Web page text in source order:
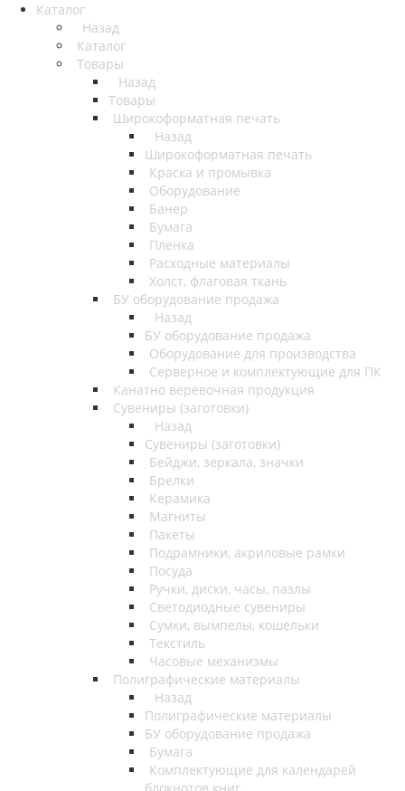
Каталог
Назад
Каталог
Товары
Назад
Товары
Широкоформатная печать
Назад
Широкоформатная печать
Краска и промывка
Оборудование
Банер
Бумага
Пленка
Расходные материалы
Холст, флаговая ткань
БУ оборудование продажа
Назад
БУ оборудование продажа
Оборудование для производства
Серверное и комплектующие для ПК
Канатно веревочная продукция
Сувениры (заготовки)
Назад
Сувениры (заготовки)
Бейджи, зеркала, значки
Брелки
Керамика
Магниты
Пакеты
Подрамники, акриловые рамки
Посуда
Ручки, диски, часы, пазлы
Светодиодные сувениры
Сумки, вымпелы, кошельки
Текстиль
Часовые механизмы
Полиграфические материалы
Назад
Полиграфические материалы
БУ оборудование продажа
Бумага
Комплектующие для календарей